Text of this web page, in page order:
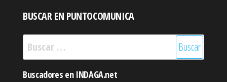
BUSCAR EN PUNTOCOMUNICA
Buscar:
Buscadores en INDAGA.net